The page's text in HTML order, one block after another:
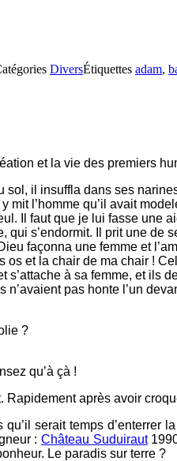
DiversÉtiquettes adam,
et la vie des premiers
il insuffla dans ses
mit l’homme qu’il avait
Il faut que je lui fasse une
qui s’endormit. Il prit une de
façonna une femme et
os et la chair de ma chair !
s’attache à sa femme, et ils
pas honte l’un
?
qu’à çà !
après avoir
serait temps
: Château Suduiraut
Le paradis sur terre ?